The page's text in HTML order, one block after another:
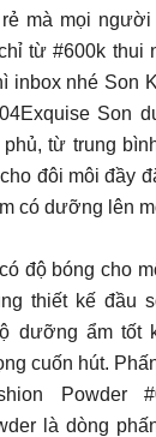
mà mọi
từ #600k thui
inbox nhé Son
Son
từ trung
đôi môi đầy
có dưỡng lên
độ bóng cho
thiết kế đầu
dưỡng ẩm tốt
cuốn hút.
Powder
là dòng